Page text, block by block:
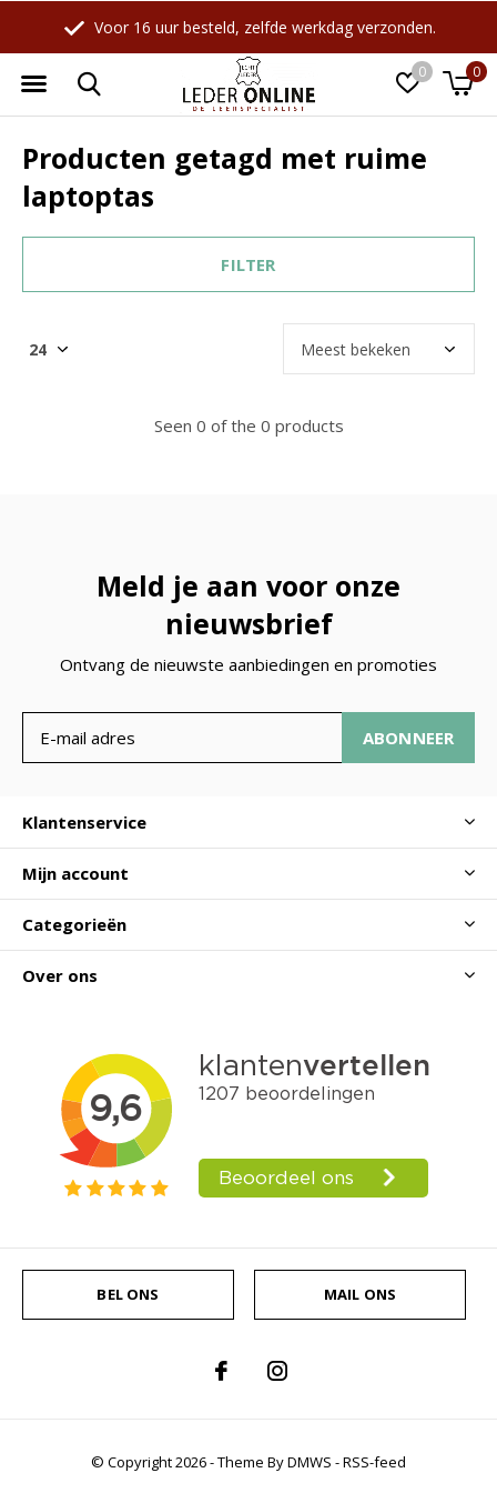
0 0
Voor 16 uur besteld, zelfde werkdag verzonden.
Producten getagd met ruime
laptoptas
FILTER
Seen 0 of the 0 products
Meld je aan voor onze
nieuwsbrief
Ontvang de nieuwste aanbiedingen en promoties
ABONNEER
Klantenservice
Mijn account
Categorieën
Over ons
BEL ONS MAIL ONS
© Copyright2026- Theme ByDMWS -RSS-feed